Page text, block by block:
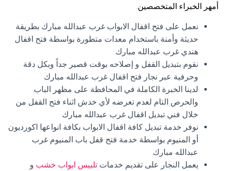
أمهر الخبراء المتخصصين.
نعمل على فتح اقفال الابواب غرب عبدالله مبارك بطريقة
حديثة وأمنة باستخدام معدات متطورة بواسطة فتح اقفال
هندي غرب عبدالله مبارك
نقوم بتبديل القفل و إصلاحه بوقت قصير جداً وبكل دقة
وحرفية عبر نجار فتح اقفال غرب عبدالله مبارك
لدينا الخبرة الكاملة في المحافظة على مظهر الباب
والحرص التام لعدم تعرضه لأي خدش اثناء فتح القفل من
خلال فني تبديل اقفال غرب عبدالله مبارك
نوفر خدمة تبديل كافة اقفال الابواب بكافة انواعها اكورديون
أو المنيوم بواسطة خدمة فتح قفل باب المنيوم غرب
عبدالله مبارك.
يعمل النجار على تقديم خدمات تلبيس ابواب خشب و